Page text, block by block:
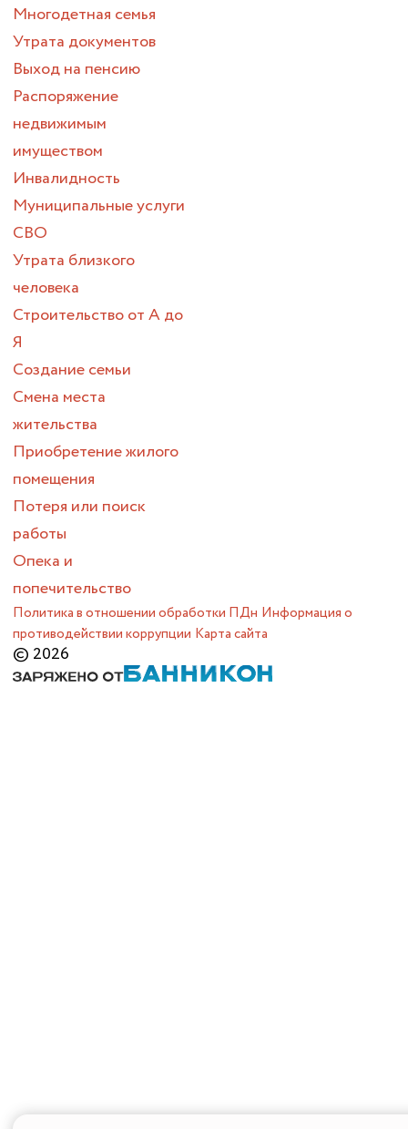
Многодетная семья
Утрата документов
Выход на пенсию
Распоряжение
недвижимым
имуществом
Инвалидность
Муниципальные услуги
СВО
Утрата близкого
человека
Строительство от А до
Я
Создание семьи
Смена места
жительства
Приобретение жилого
помещения
Потеря или поиск
работы
Опека и
попечительство
Политика в отношении обработки ПДн Информация о
противодействии коррупции Карта сайта
© 2026